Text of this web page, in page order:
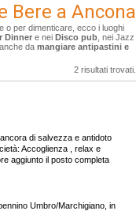
Bere a Ancona
o per dimenticare, ecco i luoghi
Dinner e nei Disco pub , nei Jazz
da mangiare antipastini e
2 risultati trovati.
di salvezza e antidoto
Accoglienza , relax e
aggiunto il posto completa
Umbro/Marchigiano, in